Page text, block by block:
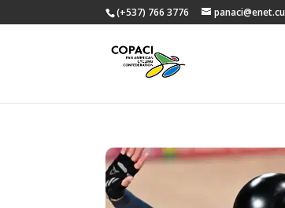
(+537) 766 3776 panaci@enet.cu